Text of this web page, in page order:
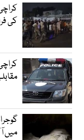
کی
میں آکر 19 سالہ